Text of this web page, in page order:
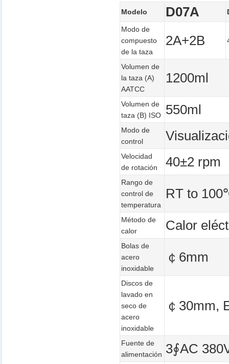
Modelo D07A
Modo de
compuesto
de la taza
2A+2B
Volumen de
la taza (A)
AATCC
1200ml
Volumen de
taza (B) ISO
550ml
Modo de
control
Velocidad
de rotación
40±2 rpm
Rango de
control de
temperatura
RT to
Método de
calor
Calor
Bolas de
acero
inoxidable
￠6mm
Discos de
lavado en
seco de
acero
inoxidable
￠30mm,
Fuente de
alimentación 3∮AC